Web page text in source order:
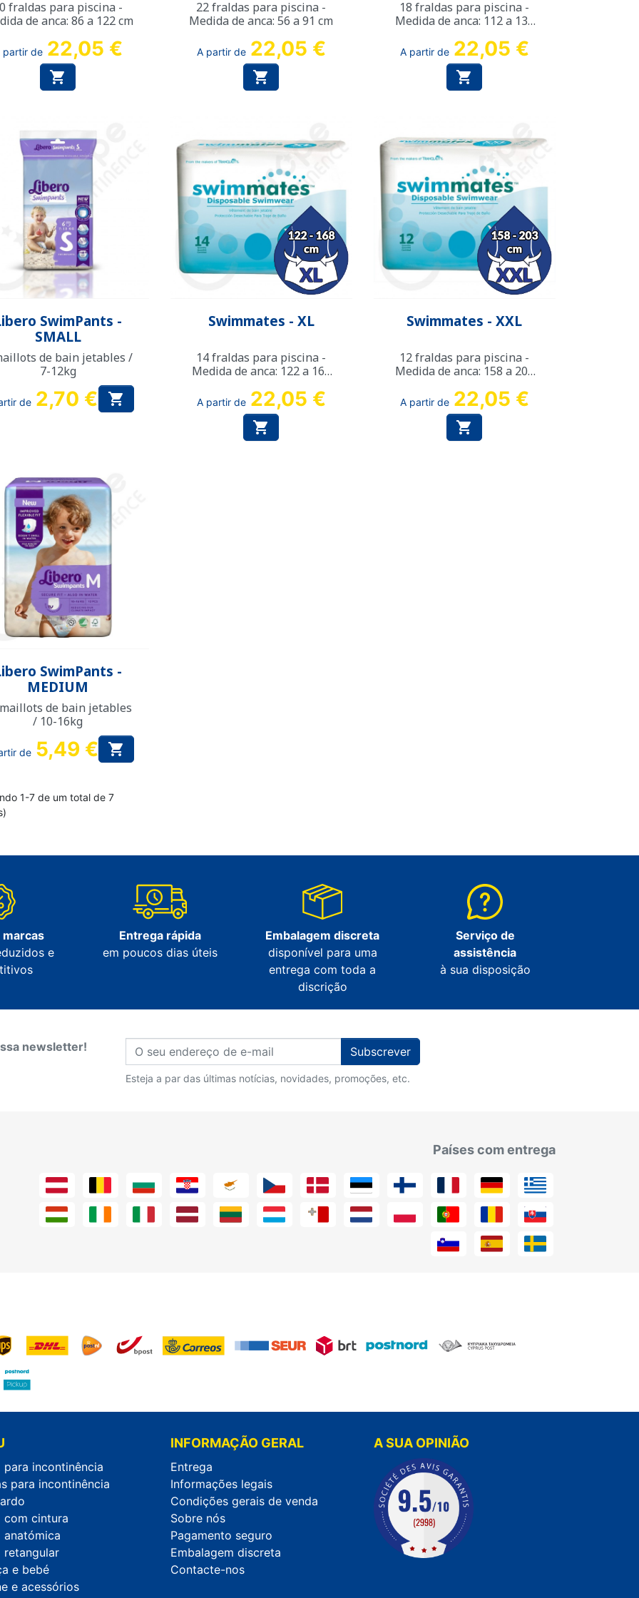
fraldas para piscina -
de anca: 86 a 122 cm
partir de 22,05 €

22 fraldas para piscina -
Medida de anca: 56 a 91 cm
A partir de 22,05 €

18 fraldas para piscina -
Medida de anca: 112 a 137
A partir de 22,05 €

Vista rápida
SwimPants -
SMALL
de bain jetables /
7-12kg
de 2,70 € 
Swimmates - XL
14 fraldas para piscina -
Medida de anca: 122 a 168
A partir de 22,05 €

Swimmates - XXL
12 fraldas para piscina -
Medida de anca: 158 a 203
A partir de 22,05 €

Vista rápida
SwimPants -
MEDIUM
de bain jetables
/ 10-16kg
de 5,49 € 
1-7 de um total de 7
e
Entrega rápida
em poucos dias úteis
Embalagem discreta
disponível para uma
entrega com toda a
discrição
Serviço de
assistência
à sua disposição
newsletter! Subscrever
Esteja a par das últimas notícias, novidades, promoções, etc.
Países com entrega
para incontinência
para incontinência
com cintura
anatómica
retangular
e bebé
e acessórios
INFORMAÇÃO GERAL
Entrega
Informações legais
Condições gerais de venda
Sobre nós
Pagamento seguro
Embalagem discreta
Contacte-nos
A SUA OPINIÃO